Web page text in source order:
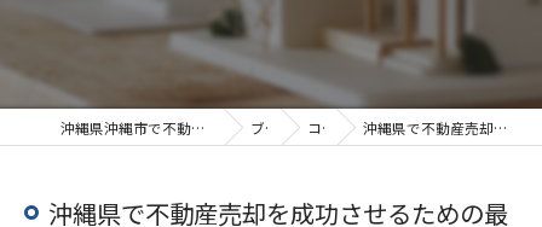
沖縄県沖縄市で不動産売却なら合同会社MYK不動産 ブログ コラム 沖縄県で不動産売却を成功させるための最新ガイド
沖縄県で不動産売却を成功させるための最